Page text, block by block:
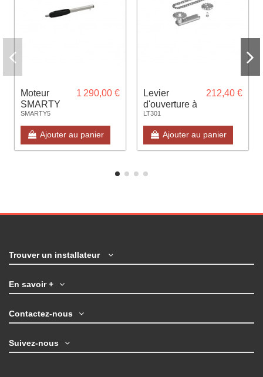
Moteur
SMARTY
vis sans fin
Brushless
36V, Max
5m
SMARTY5
1 290,00 €
Ajouter au panier
Levier
d'ouverture à
360° pour
R21/BR21
LT301
212,40 €
Ajouter au panier
Trouver un installateur
En savoir +
Contactez-nous
Suivez-nous